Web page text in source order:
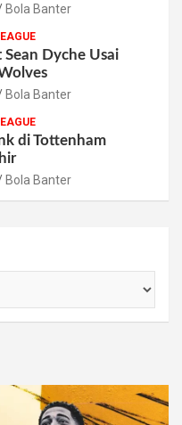
Bola Banter
Sean Dyche Usai
Bola Banter
di Tottenham
Bola Banter